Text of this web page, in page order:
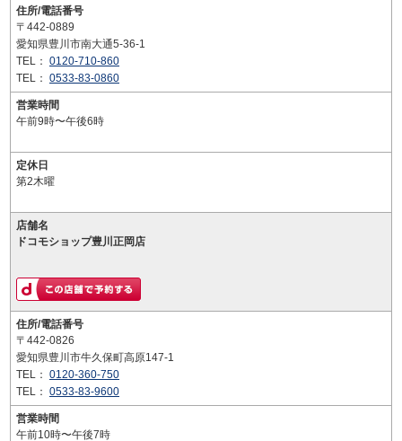
住所/電話番号
〒442-0889
愛知県豊川市南大通5-36-1
TEL： 0120-710-860
TEL： 0533-83-0860
営業時間
午前9時〜午後6時
定休日
第2木曜
店舗名
ドコモショップ豊川正岡店
住所/電話番号
〒442-0826
愛知県豊川市牛久保町高原147-1
TEL： 0120-360-750
TEL： 0533-83-9600
営業時間
午前10時〜午後7時